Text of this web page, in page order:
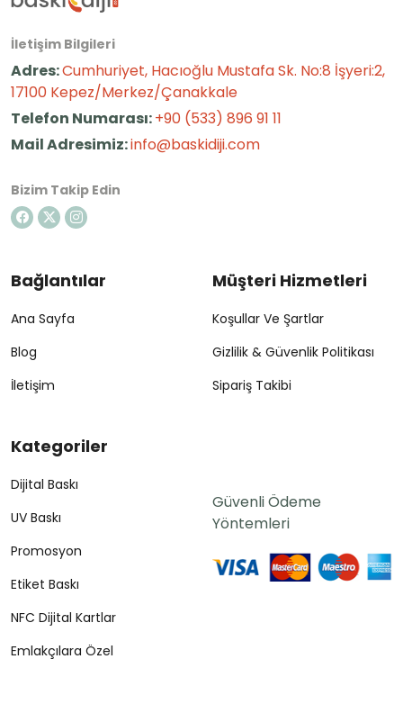
İletişim Bilgileri
Adres:Cumhuriyet, Hacıoğlu Mustafa Sk. No:8 İşyeri:2,
17100 Kepez/Merkez/Çanakkale
Telefon Numarası:+90 (533) 896 91 11
Mail Adresimiz:info@baskidiji.com
Bizim Takip Edin
Bağlantılar
Ana Sayfa
Blog
İletişim
Müşteri Hizmetleri
Koşullar Ve Şartlar
Gizlilik & Güvenlik Politikası
Sipariş Takibi
Kategoriler
Dijital Baskı
UV Baskı
Promosyon
Etiket Baskı
NFC Dijital Kartlar
Emlakçılara Özel
Güvenli Ödeme
Yöntemleri